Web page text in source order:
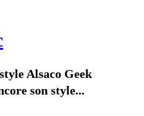
Alsaco Geek
son style...